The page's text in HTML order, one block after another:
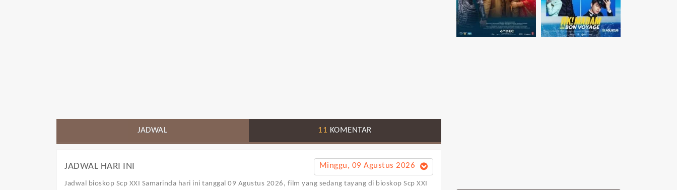
JADWAL 11 KOMENTAR
JADWAL HARI INI Minggu, 09 Agustus 2026
Jadwal bioskop Scp XXI Samarinda hari ini tanggal 09 Agustus 2026, film yang sedang tayang di bioskop Scp XXI